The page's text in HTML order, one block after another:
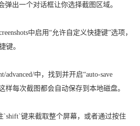
弹出一个对话框让你选择截图区域。
中启用“允许自定义快捷键”选项，
键。
advanced/中，找到并开启“auto-save
样每次截图都会自动保存到本地磁盘。
`shift`键来截取整个屏幕，或者通过按住